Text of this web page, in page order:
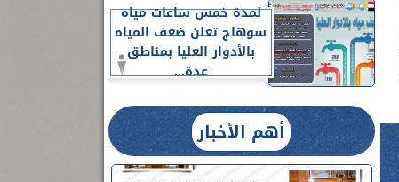
لمدة خمس ساعات مياه
سوهاج تعلن ضعف المياه
بالأدوار العليا بمناطق
عدة...
أهم الأخبار